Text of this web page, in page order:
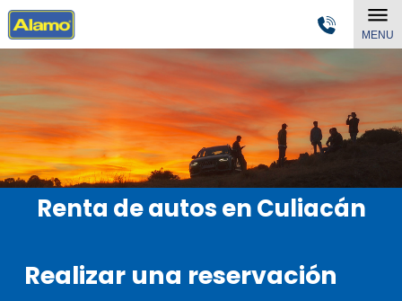
MENU
Renta de autos en Culiacán
Realizar una reservación